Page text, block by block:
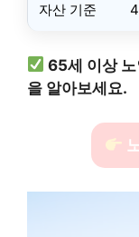
자산 기준
65세 이상
을 알아보세요.